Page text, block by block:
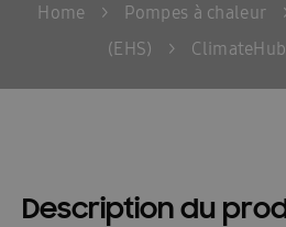
Home > Pompes à chaleur
(EHS)
>
Description du